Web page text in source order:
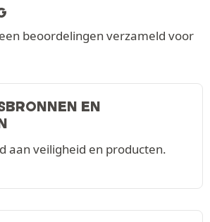
beoordelingen verzameld voor
EN
aan veiligheid en producten.